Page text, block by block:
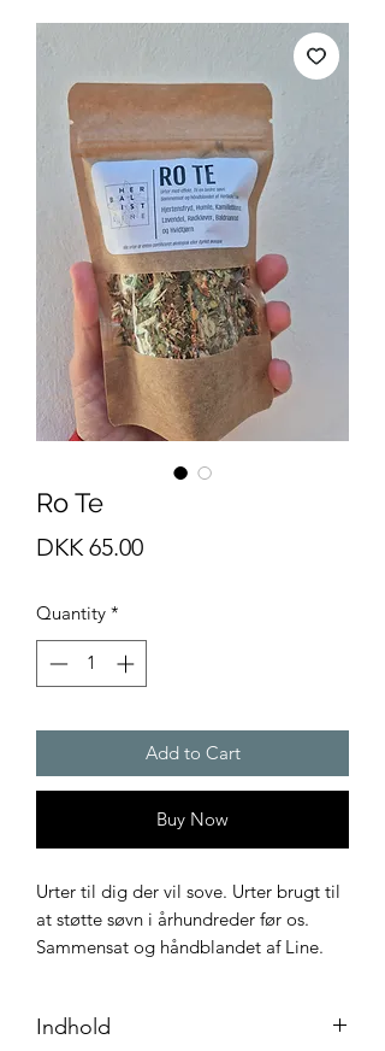
Ro Te
DKK 65.00Price
Quantity *
Add to Cart
Buy Now
Urter til dig der vil sove. Urter brugt til
at støtte søvn i århundreder før os.
Sammensat og håndblandet af Line.
Indhold